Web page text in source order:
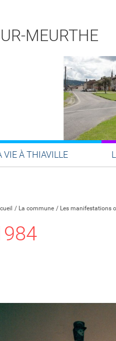
MEURTHE
VIE À THIAVILLE
La commune Les manifestations